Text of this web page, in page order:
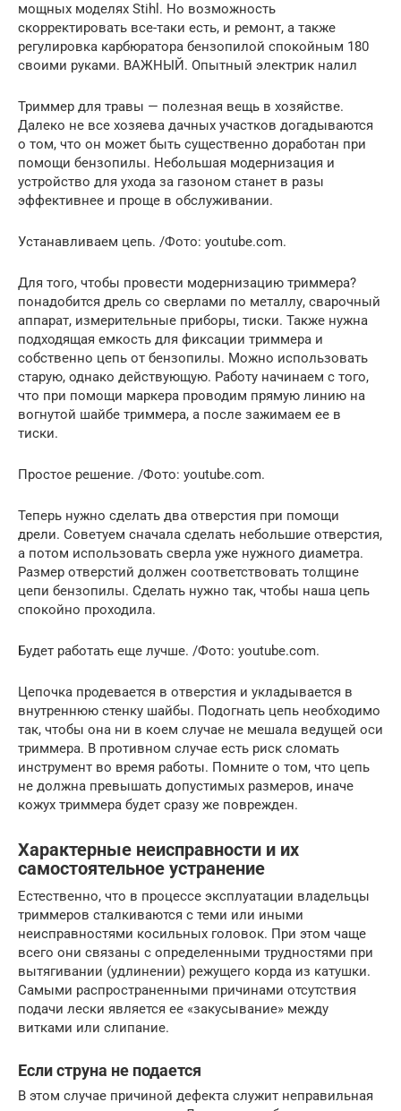
мощных моделях Stihl. Но возможность
скорректировать все-таки есть, и ремонт, а также
регулировка карбюратора бензопилой спокойным 180
своими руками. ВАЖНЫЙ. Опытный электрик налил
Триммер для травы — полезная вещь в хозяйстве.
Далеко не все хозяева дачных участков догадываются
о том, что он может быть существенно доработан при
помощи бензопилы. Небольшая модернизация и
устройство для ухода за газоном станет в разы
эффективнее и проще в обслуживании.
Устанавливаем цепь. /Фото: youtube.com.
Для того, чтобы провести модернизацию триммера?
понадобится дрель со сверлами по металлу, сварочный
аппарат, измерительные приборы, тиски. Также нужна
подходящая емкость для фиксации триммера и
собственно цепь от бензопилы. Можно использовать
старую, однако действующую. Работу начинаем с того,
что при помощи маркера проводим прямую линию на
вогнутой шайбе триммера, а после зажимаем ее в
тиски.
Простое решение. /Фото: youtube.com.
Теперь нужно сделать два отверстия при помощи
дрели. Советуем сначала сделать небольшие отверстия,
а потом использовать сверла уже нужного диаметра.
Размер отверстий должен соответствовать толщине
цепи бензопилы. Сделать нужно так, чтобы наша цепь
спокойно проходила.
Будет работать еще лучше. /Фото: youtube.com.
Цепочка продевается в отверстия и укладывается в
внутреннюю стенку шайбы. Подогнать цепь необходимо
так, чтобы она ни в коем случае не мешала ведущей оси
триммера. В противном случае есть риск сломать
инструмент во время работы. Помните о том, что цепь
не должна превышать допустимых размеров, иначе
кожух триммера будет сразу же поврежден.
Характерные неисправности и их
самостоятельное устранение
Естественно, что в процессе эксплуатации владельцы
триммеров сталкиваются с теми или иными
неисправностями косильных головок. При этом чаще
всего они связаны с определенными трудностями при
вытягивании (удлинении) режущего корда из катушки.
Самыми распространенными причинами отсутствия
подачи лески является ее «закусывание» между
витками или слипание.
Если струна не подается
В этом случае причиной дефекта служит неправильная